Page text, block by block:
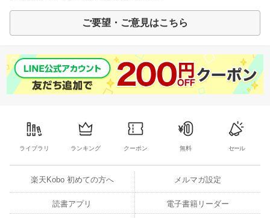
ご要望・ご意見はこちら
ライブラリ ランキング クーポン 無料 セール
楽天Kobo 初めての方へ メルマガ設定
読書アプリ 電子書籍リーダー